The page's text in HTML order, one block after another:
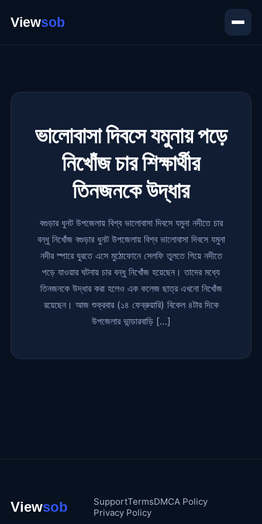
ভালোবাসা দিবসে যমুনায় পড়ে
নিখোঁজ চার শিক্ষার্থীর
তিনজনকে উদ্ধার
বগুড়ার ধুনট উপজেলায় বিশ্ব ভালোবাসা দিবসে যমুনা নদীতে চার
বন্ধু নিখোঁজ বগুড়ার ধুনট উপজেলায় বিশ্ব ভালোবাসা দিবসে যমুনা
নদীর স্পারে ঘুরতে এসে মুঠোফোনে সেলফি তুলতে গিয়ে নদীতে
পড়ে যাওয়ার ঘটনায় চার বন্ধু নিখোঁজ হয়েছেন। তাদের মধ্যে
তিনজনকে উদ্ধার করা হলেও এক কলেজ ছাত্র এখনো নিখোঁজ
রয়েছেন। আজ শুক্রবার (১৪ ফেব্রুয়ারি) বিকেল ৪টার দিকে
উপজেলার ভান্ডারবাড়ি […]
SupportTermsDMCA Policy
Privacy Policy